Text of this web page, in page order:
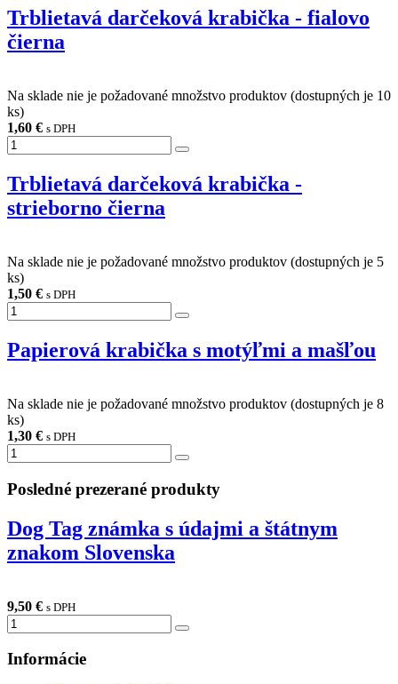
Trblietavá darčeková krabička - fialovo
čierna
Na sklade nie je požadované množstvo produktov (dostupných je 10
ks)
1,60 € s DPH
Trblietavá darčeková krabička -
strieborno čierna
Na sklade nie je požadované množstvo produktov (dostupných je 5
ks)
1,50 € s DPH
Papierová krabička s motýľmi a mašľou
Na sklade nie je požadované množstvo produktov (dostupných je 8
ks)
1,30 € s DPH
Posledné prezerané produkty
Dog Tag známka s údajmi a štátnym
znakom Slovenska
9,50 € s DPH
Informácie